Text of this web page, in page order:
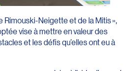
Rimouski-Neigette et de la Mitis »,
vise à mettre en valeur des
et les défis qu’elles ont eu à